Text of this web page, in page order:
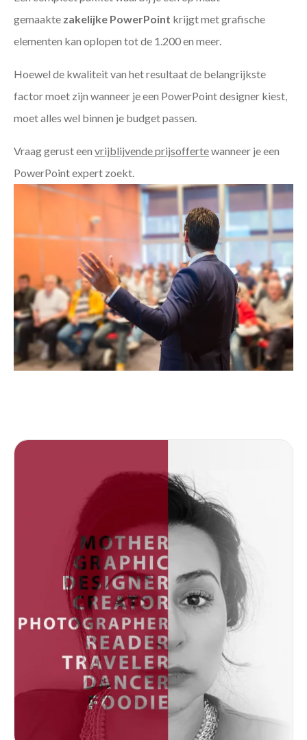
gemaakte zakelijke PowerPoint krijgt met grafische
elementen kan oplopen tot de 1.200 en meer.
Hoewel de kwaliteit van het resultaat de belangrijkste
factor moet zijn wanneer je een PowerPoint designer kiest,
moet alles wel binnen je budget passen.
Vraag gerust een vrijblijvende prijsoffertewanneer je een
PowerPoint expert zoekt.